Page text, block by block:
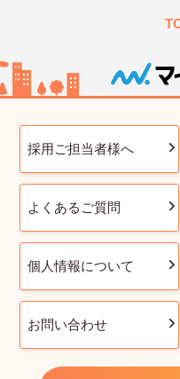
採用ご担当者様へ
よくあるご質問
個人情報について
お問い合わせ